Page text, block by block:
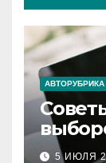
АВТОРУБРИКА
5 ИЮЛЯ